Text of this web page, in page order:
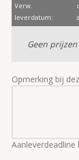
Verw.
leverdatum:
Geen
Opmerking bij
Aanleverdeadline